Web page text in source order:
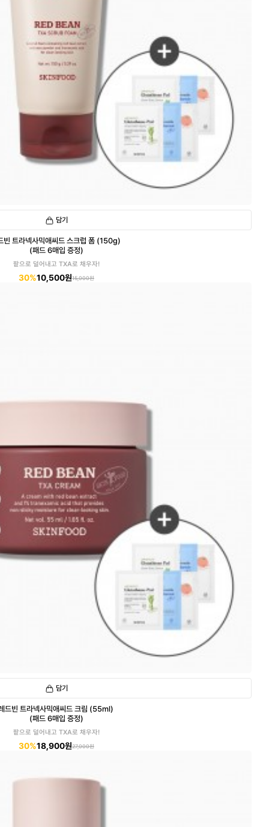
담기
빈 트라넥사믹애씨드 스크럽 폼 (150g)
(패드 6매입 증정)
팥으로 덜어내고 TXA로 채우자!
30%10,500원15,000원
담기
드빈 트라넥사믹애씨드 크림 (55ml)
(패드 6매입 증정)
팥으로 덜어내고 TXA로 채우자!
30%18,900원27,000원